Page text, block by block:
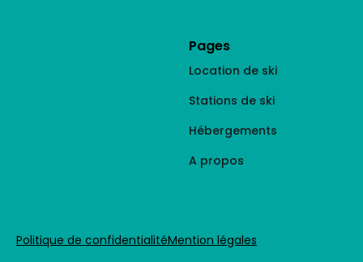
Pages
Location de ski
Stations de ski
Hébergements
A propos
Politique de confidentialitéMention légales